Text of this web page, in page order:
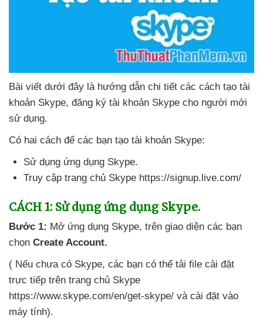
Bài viết dưới đây là hướng dẫn chi tiết các cách tạo tài
khoản Skype, đăng ký tài khoản Skype cho người mới
sử dụng.
Có hai cách để các bạn tạo tài khoản Skype:
Sử dụng ứng dụng Skype.
Truy cập trang chủ Skype https://signup.live.com/
CÁCH 1: Sử dụng ứng dụng Skype.
Bước 1: Mở ứng dụng Skype, trên giao diện các bạn
chọn Create Account.
( Nếu chưa có Skype, các bạn có thể tải file cài đặt
trực tiếp trên trang chủ Skype
https://www.skype.com/en/get-skype/ và cài đặt vào
máy tính).